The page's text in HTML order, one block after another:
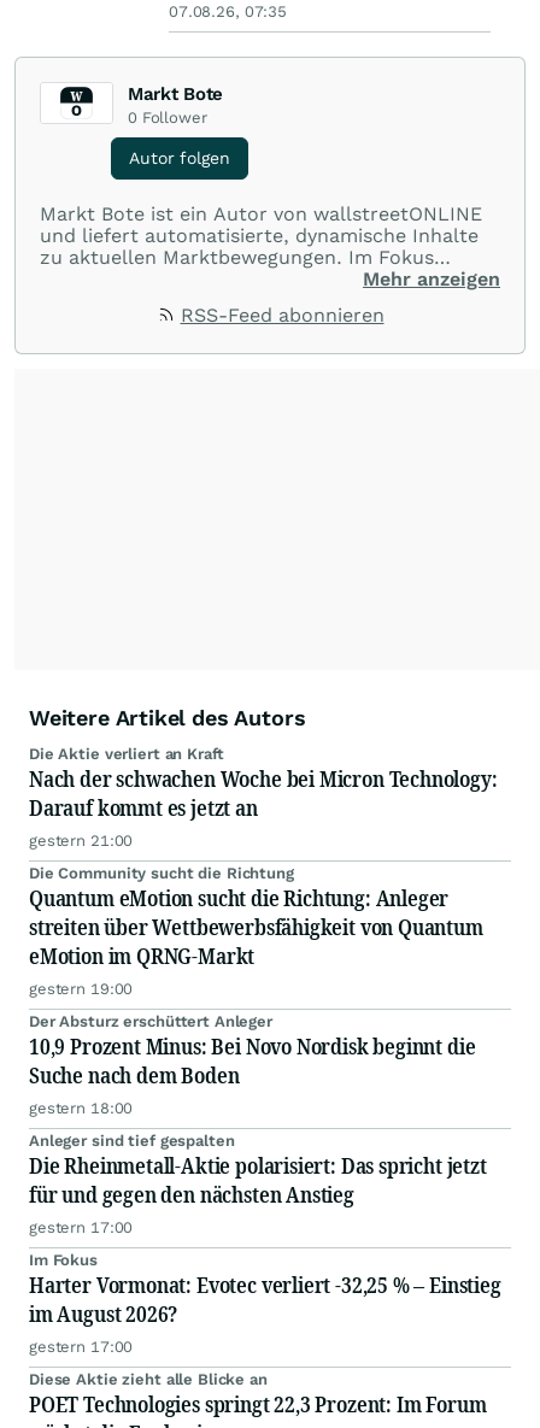
07.08.26, 07:35
Markt Bote
0 Follower
Autor folgen
Markt Bote ist ein Autor von wallstreetONLINE
und liefert automatisierte, dynamische Inhalte
zu aktuellen Marktbewegungen. Im Fokus
stehen Tops und Flops, Branchentrends und
Rohstoffe oder Krypto – die Beiträge sind kurz,
Mehr anzeigen
RSS-Feed abonnieren
Weitere Artikel des Autors
Die Aktie verliert an Kraft
Nach der schwachen Woche bei Micron Technology:
Darauf kommt es jetzt an
gestern 21:00
Die Community sucht die Richtung
Quantum eMotion sucht die Richtung: Anleger
streiten über Wettbewerbsfähigkeit von Quantum
eMotion im QRNG-Markt
gestern 19:00
Der Absturz erschüttert Anleger
10,9 Prozent Minus: Bei Novo Nordisk beginnt die
Suche nach dem Boden
gestern 18:00
Anleger sind tief gespalten
Die Rheinmetall-Aktie polarisiert: Das spricht jetzt
für und gegen den nächsten Anstieg
gestern 17:00
Im Fokus
Harter Vormonat: Evotec verliert -32,25 % – Einstieg
im August 2026?
gestern 17:00
Diese Aktie zieht alle Blicke an
POET Technologies springt 22,3 Prozent: Im Forum